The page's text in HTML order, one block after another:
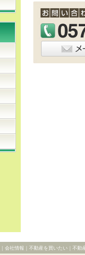
会社情報 不動産を買いたい 不動